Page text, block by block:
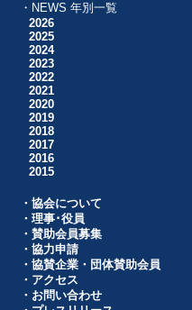
・NEWS 年別一覧
2026
2025
2024
2023
2022
2021
2020
2019
2018
2017
2016
2015
・協会について
・理事･役員
・賛助会員募集
・協力申請
・協賛企業・団体賛助会員
・アクセス
・お問い合わせ